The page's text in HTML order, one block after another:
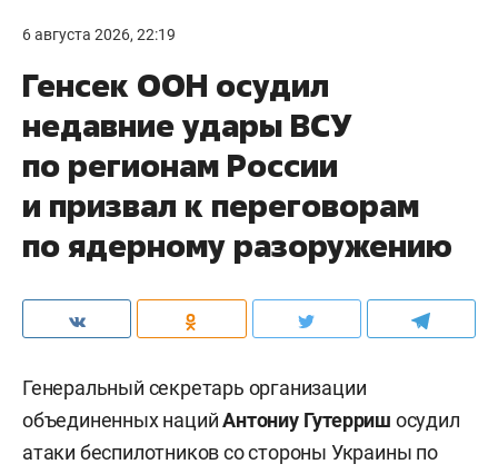
6 августа 2026, 22:19
Генсек ООН осудил
недавние удары ВСУ
по регионам России
и призвал к переговорам
по ядерному разоружению
Генеральный секретарь организации
объединенных нацийАнтониу Гутерриш осудил
атаки беспилотников со стороны Украины по